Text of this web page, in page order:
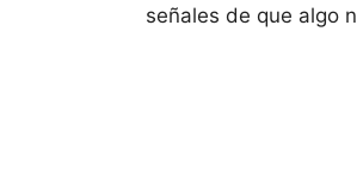
señales de que algo